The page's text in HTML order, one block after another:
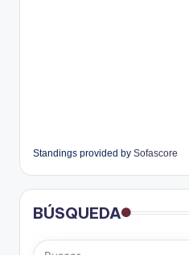
Standings provided by Sofascore
BÚSQUEDA